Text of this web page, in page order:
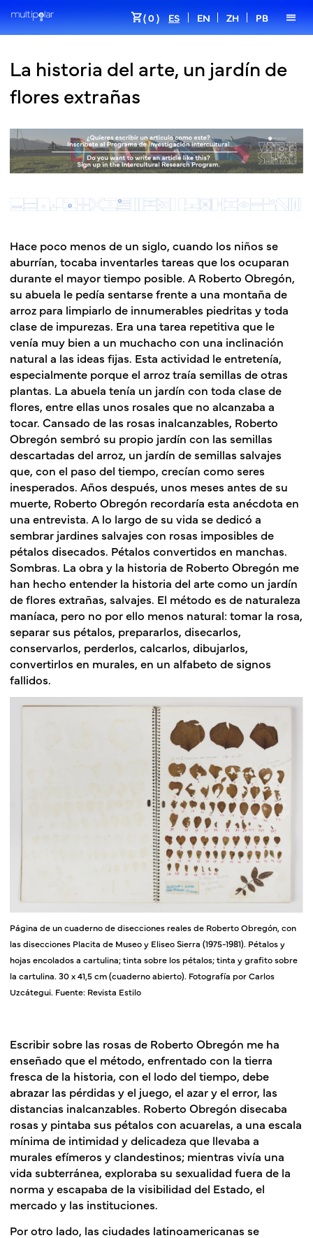
shopping_cart( 0 ) ES EN ZH PB menu
La historia del arte, un jardín de
flores extrañas
Hace poco menos de un siglo, cuando los niños se
aburrían, tocaba inventarles tareas que los ocuparan
durante el mayor tiempo posible. A Roberto Obregón,
su abuela le pedía sentarse frente a una montaña de
arroz para limpiarlo de innumerables piedritas y toda
clase de impurezas. Era una tarea repetitiva que le
venía muy bien a un muchacho con una inclinación
natural a las ideas fijas. Esta actividad le entretenía,
especialmente porque el arroz traía semillas de otras
plantas. La abuela tenía un jardín con toda clase de
flores, entre ellas unos rosales que no alcanzaba a
tocar. Cansado de las rosas inalcanzables, Roberto
Obregón sembró su propio jardín con las semillas
descartadas del arroz, un jardín de semillas salvajes
que, con el paso del tiempo, crecían como seres
inesperados. Años después, unos meses antes de su
muerte, Roberto Obregón recordaría esta anécdota en
una entrevista. A lo largo de su vida se dedicó a
sembrar jardines salvajes con rosas imposibles de
pétalos disecados. Pétalos convertidos en manchas.
Sombras. La obra y la historia de Roberto Obregón me
han hecho entender la historia del arte como un jardín
de flores extrañas, salvajes. El método es de naturaleza
maníaca, pero no por ello menos natural: tomar la rosa,
separar sus pétalos, prepararlos, disecarlos,
conservarlos, perderlos, calcarlos, dibujarlos,
convertirlos en murales, en un alfabeto de signos
fallidos.
Página de un cuaderno de disecciones reales de Roberto Obregón, con
las disecciones Placita de Museo y Eliseo Sierra (1975-1981). Pétalos y
hojas encolados a cartulina; tinta sobre los pétalos; tinta y grafito sobre
la cartulina. 30 x 41,5 cm (cuaderno abierto). Fotografía por Carlos
Uzcátegui. Fuente: Revista Estilo
Escribir sobre las rosas de Roberto Obregón me ha
enseñado que el método, enfrentado con la tierra
fresca de la historia, con el lodo del tiempo, debe
abrazar las pérdidas y el juego, el azar y el error, las
distancias inalcanzables. Roberto Obregón disecaba
rosas y pintaba sus pétalos con acuarelas, a una escala
mínima de intimidad y delicadeza que llevaba a
murales efímeros y clandestinos; mientras vivía una
vida subterránea, exploraba su sexualidad fuera de la
norma y escapaba de la visibilidad del Estado, el
mercado y las instituciones.
Por otro lado, las ciudades latinoamericanas se